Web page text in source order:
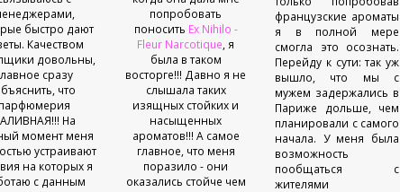
быстро дают
Качеством
довольны,
сразу
что
На
момент меня
устраивают
на которых я
с данным
попробовать
поносить Ex Nihilo -
Fleur Narcotique, я
была в таком
восторге!!! Давно я не
слышала таких
изящных стойких и
насыщенных
ароматов!!! А самое
главное, что меня
поразило - они
оказались стойче чем
французские ароматы
я в полной мере
смогла это осознать.
Перейду к сути: так уж
вышло, что мы с
мужем задержались в
Париже дольше, чем
планировали с самого
начала. У меня была
возможность
пообщаться с
жителями